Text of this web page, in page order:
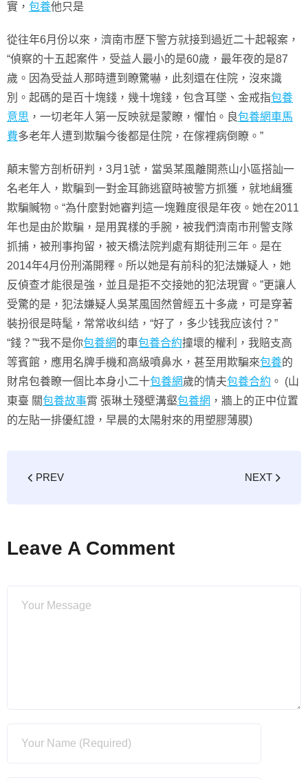
實， 包養他只是
從往年6月份以來，濟南市歷下警方就接到過近二十起報案，
“偵察的十五起案件，受益人最小的是60歲，最年夜的是87
歲。因為受益人那時遭到瞭驚嚇，此刻還在住院，沒來識
別。起碼的是百十塊錢，幾十塊錢，包含耳墜、金戒指包養
意思 ，一切老年人第一反映就是蒙瞭，懼怕。良包養網車馬
費多老年人遭到欺騙今後都是住院，在傢裡病倒瞭。”
顛末警方剖析研判，3月1號，當吳某風離開燕山小區搭訕一
名老年人，欺騙到一對金耳飾逃竄時被警方抓獲，就地緝獲
欺騙贓物。“為什麼對她審判這一塊難度很是年夜。她在2011
年也是由於欺騙，是用異樣的手腕，被我們濟南市刑警支隊
抓捕，被刑事拘留，被天橋法院判處有期徒刑三年。是在
2014年4月份刑滿開釋。所以她是有前科的犯法嫌疑人，她
反偵查才能很是強，並且是拒不交接她的犯法現實。”更讓人
受驚的是，犯法嫌疑人吳某風固然曾經五十多歲，可是穿著
裝扮很是時髦，常常收纠结，“好了，多少钱我应该付？”
“錢？”“我不是你包養網的車包養合約撞壞的權利，我賠支高
等賓館，應用名牌手機和高級噴鼻水，甚至用欺騙來包養的
財帛包養瞭一個比本身小二十包養網歲的情夫包養合約 。 (山
東臺 關包養故事霄 張琳土殘壁溝壑包養網 ，牆上的正中位置
的左貼一排優紅證，早晨的太陽射來的用塑膠薄膜)
PREV NEXT
Leave A Comment